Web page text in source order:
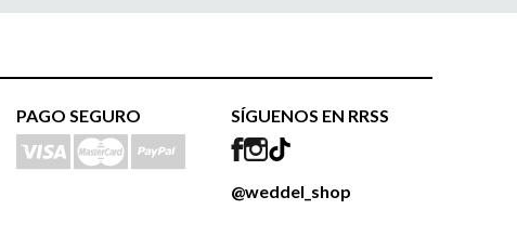
PAGO SEGURO SÍGUENOS EN RRSS
@weddel_shop